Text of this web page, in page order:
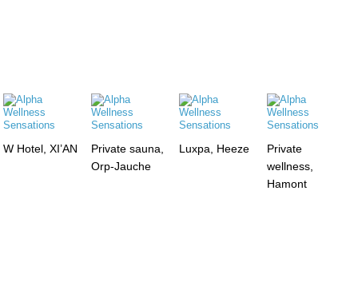
W Hotel, XI’AN
Private sauna,
Orp-Jauche
Luxpa, Heeze
Private
wellness,
Hamont